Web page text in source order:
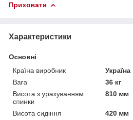
Приховати
Характеристики
Основні
Країна виробник
Україна
Вага
36 кг
Висота з урахуванням
спинки
810 мм
Висота сидіння
420 мм